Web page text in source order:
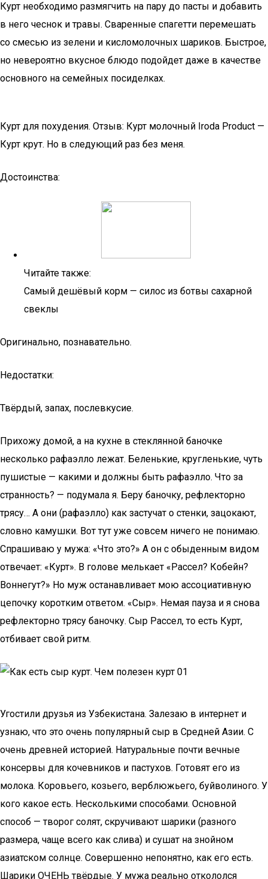
Курт необходимо размягчить на пару до пасты и добавить
в него чеснок и травы. Сваренные спагетти перемешать
со смесью из зелени и кисломолочных шариков. Быстрое,
но невероятно вкусное блюдо подойдет даже в качестве
основного на семейных посиделках.
Курт для похудения. Отзыв: Курт молочный Iroda Product —
Курт крут. Но в следующий раз без меня.
Достоинства:
Читайте также:
Самый дешёвый корм — силос из ботвы сахарной
свеклы
Оригинально, познавательно.
Недостатки:
Твёрдый, запах, послевкусие.
Прихожу домой, а на кухне в стеклянной баночке
несколько рафаэлло лежат. Беленькие, кругленькие, чуть
пушистые — какими и должны быть рафаэлло. Что за
странность? — подумала я. Беру баночку, рефлекторно
трясу… А они (рафаэлло) как застучат о стенки, зацокают,
словно камушки. Вот тут уже совсем ничего не понимаю.
Спрашиваю у мужа: «Что это?» А он с обыденным видом
отвечает: «Курт». В голове мелькает «Рассел? Кобейн?
Воннегут?» Но муж останавливает мою ассоциативную
цепочку коротким ответом. «Сыр». Немая пауза и я снова
рефлекторно трясу баночку. Сыр Рассел, то есть Курт,
отбивает свой ритм.
Угостили друзья из Узбекистана. Залезаю в интернет и
узнаю, что это очень популярный сыр в Средней Азии. С
очень древней историей. Натуральные почти вечные
консервы для кочевников и пастухов. Готовят его из
молока. Коровьего, козьего, верблюжьего, буйволиного. У
кого какое есть. Несколькими способами. Основной
способ — творог солят, скручивают шарики (разного
размера, чаще всего как слива) и сушат на знойном
азиатском солнце. Совершенно непонятно, как его есть.
Шарики ОЧЕНЬ твёрдые. У мужа реально откололся